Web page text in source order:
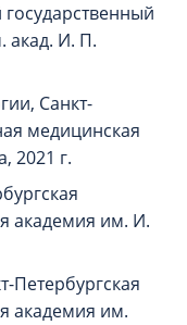
акад. И. П.
Санкт-
медицинская
2021 г.
академия им. И.
Петербургская
академия им.